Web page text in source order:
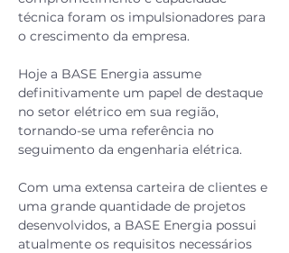
técnica foram os impulsionadores para
o crescimento da empresa.
Hoje a BASE Energia assume
definitivamente um papel de destaque
no setor elétrico em sua região,
tornando-se uma referência no
seguimento da engenharia elétrica.
Com uma extensa carteira de clientes e
uma grande quantidade de projetos
desenvolvidos, a BASE Energia possui
atualmente os requisitos necessários